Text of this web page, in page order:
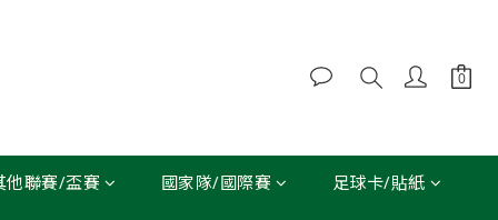
他聯賽/盃賽 國家隊/國際賽 足球卡/貼紙